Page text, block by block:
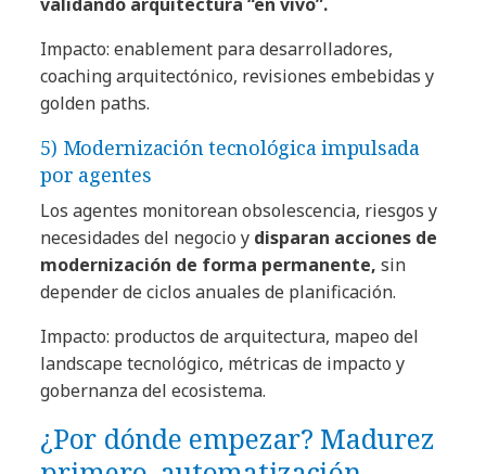
Impacto: enablement para desarrolladores,
coaching arquitectónico, revisiones embebidas y
golden paths.
5) Modernización tecnológica impulsada
por agentes
Los agentes monitorean obsolescencia, riesgos y
necesidades del negocio y disparan acciones de
modernización de forma permanente, sin
depender de ciclos anuales de planificación.
Impacto: productos de arquitectura, mapeo del
landscape tecnológico, métricas de impacto y
gobernanza del ecosistema.
¿Por dónde empezar? Madurez